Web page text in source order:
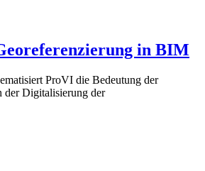
in BIM
ProVI die Bedeutung der
der Digitalisierung der